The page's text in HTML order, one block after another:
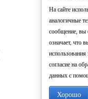
На сайте
аналогичные
сообщение, вы
означает, что
использования
согласие на
данных с
Хорошо